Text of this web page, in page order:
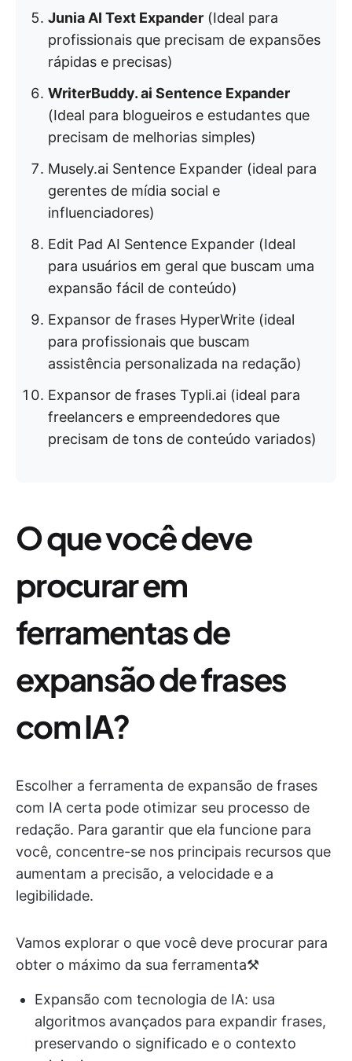
Junia AI Text Expander (Ideal para
profissionais que precisam de expansões
rápidas e precisas)
WriterBuddy. ai Sentence Expander
(Ideal para blogueiros e estudantes que
precisam de melhorias simples)
Musely.ai Sentence Expander (ideal para
gerentes de mídia social e
influenciadores)
Edit Pad AI Sentence Expander (Ideal
para usuários em geral que buscam uma
expansão fácil de conteúdo)
Expansor de frases HyperWrite (ideal
para profissionais que buscam
assistência personalizada na redação)
Expansor de frases Typli.ai (ideal para
freelancers e empreendedores que
precisam de tons de conteúdo variados)
O que você deve
procurar em
ferramentas de
expansão de frases
com IA?
Escolher a ferramenta de expansão de frases
com IA certa pode otimizar seu processo de
redação. Para garantir que ela funcione para
você, concentre-se nos principais recursos que
aumentam a precisão, a velocidade e a
legibilidade.
Vamos explorar o que você deve procurar para
obter o máximo da sua ferramenta⚒️
Expansão com tecnologia de IA: usa
algoritmos avançados para expandir frases,
preservando o significado e o contexto